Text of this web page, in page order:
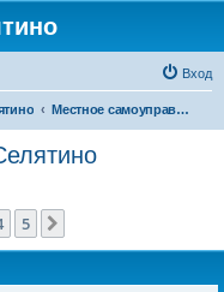
Вход
Местное самоуправление Селятино
5